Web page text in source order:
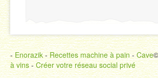
-Enorazik-Recettes machine à pain-Cave
à vins-Créer votre réseau social privé